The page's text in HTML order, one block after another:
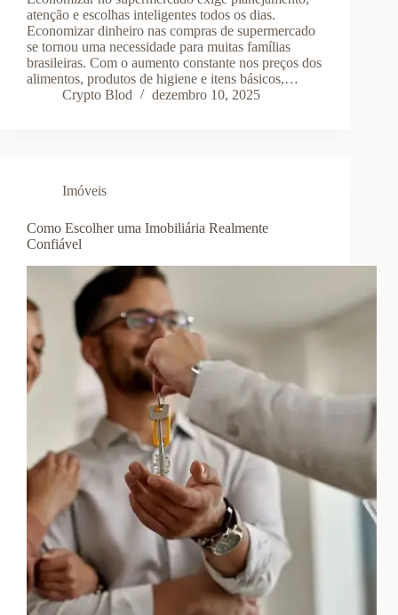
atenção e escolhas inteligentes todos os dias.
Economizar dinheiro nas compras de supermercado
se tornou uma necessidade para muitas famílias
brasileiras. Com o aumento constante nos preços dos
alimentos, produtos de higiene e itens básicos,…
Crypto Blod
dezembro 10, 2025
Imóveis
Como Escolher uma Imobiliária Realmente
Confiável